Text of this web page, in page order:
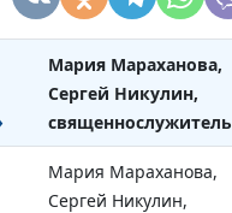
священнослужитель
Мария Мараханова,
Сергей Никулин,
священнослужитель
Мария Мараханова,
Сергей Никулин,